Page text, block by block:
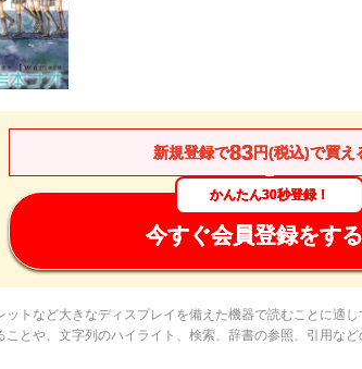
新規登録で83円(税込)で買え
かんたん30秒登録！
今すぐ会員登録をする
トなど大きなディスプレイを備えた機器で読むことに適し
ことや、文字列のハイライト、検索、辞書の参照、引用など